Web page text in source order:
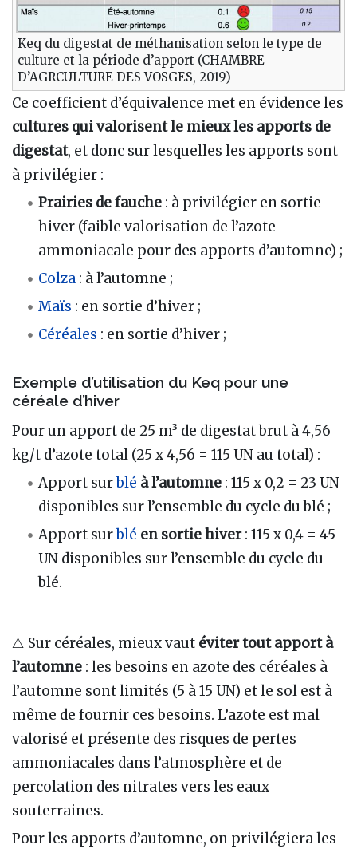
Keq du digestat de méthanisation selon le type de
culture et la période d’apport (CHAMBRE
D’AGRCULTURE DES VOSGES, 2019)
Ce coefficient d’équivalence met en évidence les
cultures qui valorisent le mieux les apports de
digestat, et donc sur lesquelles les apports sont
à privilégier :
Prairies de fauche : à privilégier en sortie
hiver (faible valorisation de l’azote
ammoniacale pour des apports d’automne) ;
Colza : à l’automne ;
Maïs : en sortie d’hiver ;
Céréales : en sortie d’hiver ;
Exemple d’utilisation du Keq pour une
céréale d’hiver
Pour un apport de 25 m³ de digestat brut à 4,56
kg/t d’azote total (25 x 4,56 = 115 UN au total) :
Apport surblé à l’automne : 115 x 0,2 = 23 UN
disponibles sur l’ensemble du cycle du blé ;
Apport surblé en sortie hiver: 115 x 0,4 = 45
UN disponibles sur l’ensemble du cycle du
blé.
⚠️ Sur céréales, mieux vaut éviter tout apport à
l’automne : les besoins en azote des céréales à
l’automne sont limités (5 à 15 UN) et le sol est à
même de fournir ces besoins. L’azote est mal
valorisé et présente des risques de pertes
ammoniacales dans l’atmosphère et de
percolation des nitrates vers les eaux
souterraines.
Pour les apports d’automne, on privilégiera les